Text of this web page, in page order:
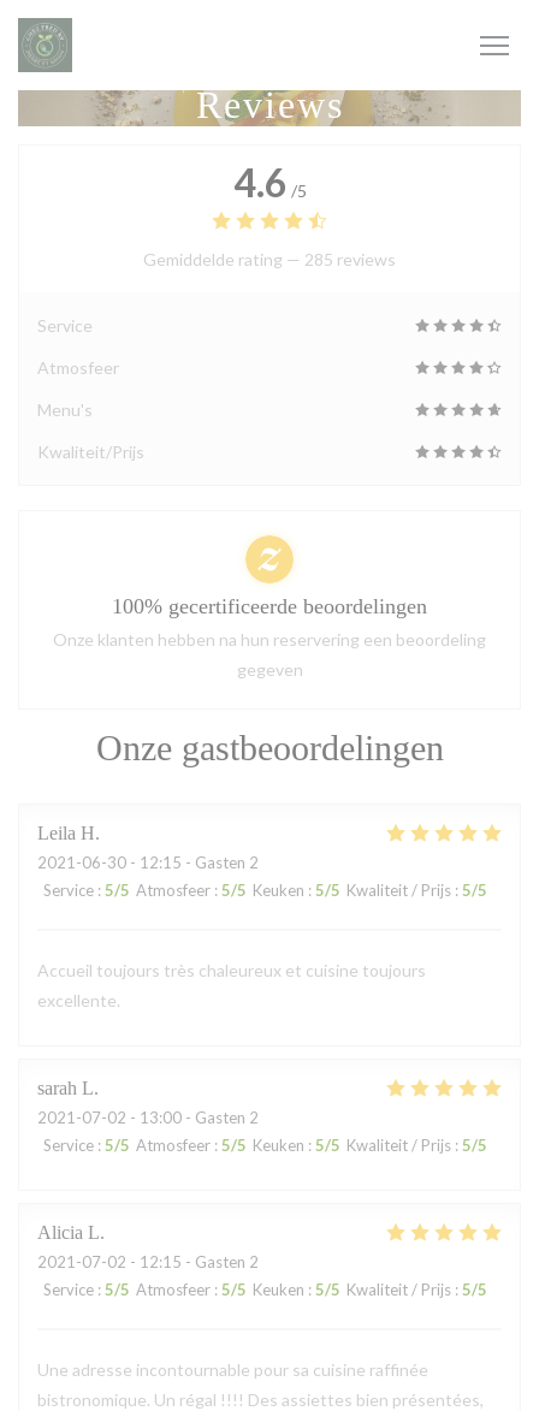
Cookies beheer paneel
Reviews
Onze gastbeoordelingen
Leila H
2021-06-30 - 12:15 - Gasten 2
Service : 5/5 Atmosfeer : 5/5 Keuken : 5/5 Kwaliteit / Prijs : 5/5
Accueil toujours très chaleureux et cuisine toujours
excellente.
sarah L
2021-07-02 - 13:00 - Gasten 2
Service : 5/5 Atmosfeer : 5/5 Keuken : 5/5 Kwaliteit / Prijs : 5/5
Alicia L
2021-07-02 - 12:15 - Gasten 2
Service : 5/5 Atmosfeer : 5/5 Keuken : 5/5 Kwaliteit / Prijs : 5/5
Une adresse incontournable pour sa cuisine raffinée
bistronomique. Un régal !!!! Des assiettes bien présentées,
4.6 /5
Gemiddelde rating — 285 reviews
Service
Atmosfeer
Menu's
Kwaliteit/Prijs
100% gecertificeerde beoordelingen
Onze klanten hebben na hun reservering een beoordeling
gegeven